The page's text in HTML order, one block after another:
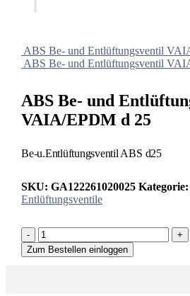
ABS Be- und Entlüftungsventil
ABS Be- und Entlüftungsventil
ABS Be- und
VAIA/EPDM d 25
Be-u.Entlüftungsventil ABS d25
SKU: GA122261020025 Kategorie:
Entlüftungsventile
-
+
Zum Bestellen einloggen